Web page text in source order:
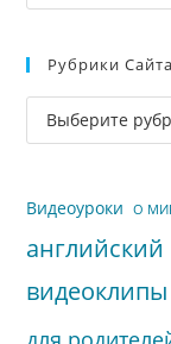
Рубрики Сайта
Рубрики
сайта
Видеоуроки О
английский
видеоклипы